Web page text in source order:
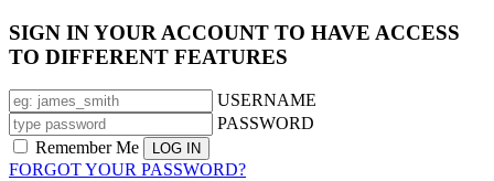
SIGN IN YOUR ACCOUNT TO HAVE ACCESS
TO DIFFERENT FEATURES
USERNAME
PASSWORD
Remember Me
FORGOT YOUR PASSWORD?